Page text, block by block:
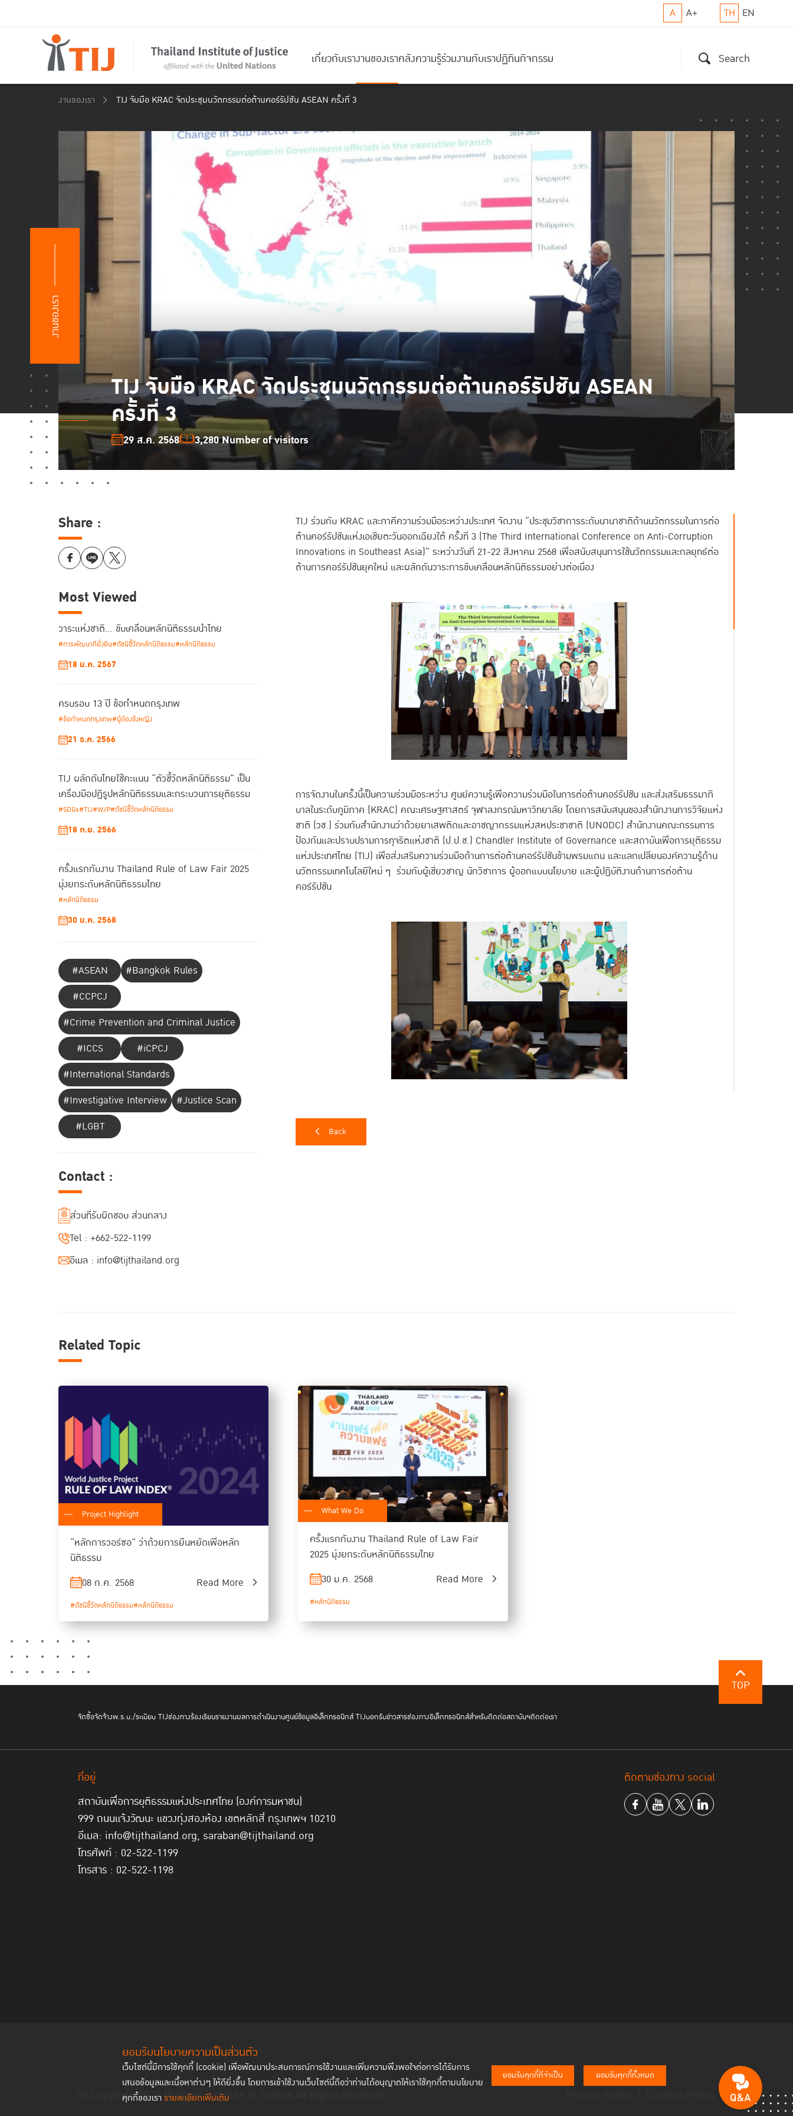
A A+ TH EN
เกี่ยวกับเรางานของเราคลังความรู้ร่วมงานกับเราปฏิทินกิจกรรม Search
ยอมรับนโยบายความเป็นส่วนตัว
เว็บไซต์นี้มีการใช้คุกกี้ (cookie) เพื่อพัฒนาประสบการณ์การใช้งานและเพิ่มความพึงพอใจต่อการได้รับการ
เสนอข้อมูลและเนื้อหาต่างๆ ให้ดียิ่งขึ้น โดยการเข้าใช้งานเว็บไซต์นี้ถือว่าท่านได้อนุญาตให้เราใช้คุกกี้ตามนโยบาย
คุกกี้ของเรา รายละเอียดเพิ่มเติม
ยอมรับคุกกี้ที่จำเป็น ยอมรับคุกกี้ทั้งหมด
งานของเรา TIJ จับมือ KRAC จัดประชุมนวัตกรรมต่อต้านคอร์รัปชัน ASEAN ครั้งที่ 3
งานของเรา
TIJ จับมือ KRAC จัดประชุมนวัตกรรมต่อต้านคอร์รัปชัน ASEAN
ครั้งที่ 3
29 ส.ค. 2568 3,280 Number of visitors
TIJ ร่วมกับ KRAC และภาคีความร่วมมือระหว่างประเทศ จัดงาน “ประชุมวิชาการระดับนานาชาติด้านนวัตกรรมในการต่อ
ต้านคอร์รัปชันแห่งเอเชียตะวันออกเฉียงใต้ ครั้งที่ 3 (The Third International Conference on Anti-Corruption
Innovations in Southeast Asia)” ระหว่างวันที่ 21-22 สิงหาคม 2568 เพื่อสนับสนุนการใช้นวัตกรรมและกลยุทธ์ต่อ
ต้านการคอร์รัปชันยุคใหม่ และผลักดันวาระการขับเคลื่อนหลักนิติธรรมอย่างต่อเนื่อง
การจัดงานในครั้งนี้เป็นความร่วมมือระหว่าง ศูนย์ความรู้เพื่อความร่วมมือในการต่อต้านคอร์รัปชัน และส่งเสริมธรรมาภิ
บาลในระดับภูมิภาค (KRAC) คณะเศรษฐศาสตร์ จุฬาลงกรณ์มหาวิทยาลัย โดยการสนับสนุนของสำนักงานการวิจัยแห่ง
ชาติ (วช.) ร่วมกับสำนักงานว่าด้วยยาเสพติดและอาชญากรรมแห่งสหประชาชาติ (UNODC) สำนักงานคณะกรรมการ
ป้องกันและปราบปรามการทุจริตแห่งชาติ (ป.ป.ช.) Chandler Institute of Governance และสถาบันเพื่อการยุติธรรม
แห่งประเทศไทย (TIJ) เพื่อส่งเสริมความร่วมมือด้านการต่อต้านคอร์รัปชันข้ามพรมแดน และแลกเปลี่ยนองค์ความรู้ด้าน
นวัตกรรมเทคโนโลยีใหม่ ๆ ร่วมกับผู้เชี่ยวชาญ นักวิชาการ ผู้ออกแบบนโยบาย และผู้ปฏิบัติงานด้านการต่อต้าน
คอร์รัปชัน
(ป.ป.ช.) เป็นผู้กล่าวต้อนรับผู้ร่วมงาน โดยได้กล่าวถึงความสำคัญของการสร้างความร่วมมือในการต่อต้านคอร์รัปชัน
รวมถึงนวัตกรรมใหม่ที่จะมีความสำคัญในการยกระดับการต่อต้านคอร์รัปชันในอนาคต
การปฏิรูปเชิงระบบเพื่อแก้ไขปัญหาการทุจริตในภูมิภาคเอเชียตะวันออกเฉียงใต้ พร้อมชี้ให้เห็นว่าการทุจริตเป็นปัญหาเชิง
โครงสร้างจากระบบที่เอื้อให้เกิดการทุจริต ทางออกหนึ่งที่เป็นไปได้คือการร่วมกันสนับสนุนให้มีระบบนิเวศต่อต้านการ
ทุจริตที่ขับเคลื่อนด้วยข้อมูลเปิด ความรับผิดชอบ และการมีส่วนร่วมของประชาชน ตลอดจนเสริมสร้างความรู้ความเข้าใจ
แก่ประชาชน ดังเช่นที่ HAND Social Enterprise, ActAI และ WeVis ทำเรื่อง 25 ชุดข้อมูลเปิดภาครัฐ
ผู้อำนวยการ TIJ กล่าวต่อไปด้วยว่า ทุกภาคส่วนในสังคมจำเป็นต้องร่วมมือกัน เพื่อออกแบบระบบที่ส่งเสริมความ
ซื่อสัตย์และป้องกันการทุจริตนี้ และมุ่งหวังให้การประชุมครั้งจะนำไปสู่การร่วมมือ การสร้างนวัตกรรม และการแก้ไข
ปัญหาการคอร์รัปชันอย่างยั่งยืน
Back
Share :
Most Viewed
วาระแห่งชาติ… ขับเคลื่อนหลักนิติธรรมนำไทย
#การพัฒนาที่ยั่งยืน#ดัชนีชี้วัดหลักนิติธรรม#หลักนิติธรรม
18 ม.ค. 2567
ครบรอบ 13 ปี ข้อกำหนดกรุงเทพ
#ข้อกำหนดกรุงเทพ#ผู้ต้องขังหญิง
21 ธ.ค. 2566
TIJ ผลักดันไทยใช้คะแนน “ตัวชี้วัดหลักนิติธรรม” เป็น
เครื่องมือปฏิรูปหลักนิติธรรมและกระบวนการยุติธรรม
#SDGs#TIJ#WJP#ดัชนีชี้วัดหลักนิติธรรม
18 ก.ย. 2566
ครั้งแรกกับงาน Thailand Rule of Law Fair 2025
มุ่งยกระดับหลักนิติธรรมไทย
#หลักนิติธรรม
30 ม.ค. 2568
#ASEAN
#Bangkok Rules
#CCPCJ
#Crime Prevention and Criminal Justice
#ICCS
#iCPCJ
#International Standards
#Investigative Interview
#Justice Scan
#LGBT
Contact :
ส่วนที่รับผิดชอบ ส่วนกลาง
Tel : +662-522-1199
อีเมล : info@tijthailand.org
Related Topic
Project Highlight
“หลักการวอร์ซอ” ว่าด้วยการยืนหยัดเพื่อหลัก
นิติธรรม
08 ก.ค. 2568
Read More
#ดัชนีชี้วัดหลักนิติธรรม#หลักนิติธรรม
What We Do
ครั้งแรกกับงาน Thailand Rule of Law Fair
2025 มุ่งยกระดับหลักนิติธรรมไทย
30 ม.ค. 2568
Read More
#หลักนิติธรรม
TOP
จัดซื้อจัดจ้างพ.ร.บ./ระเบียบ TIJช่องทางร้องเรียนรายงานผลการดำเนินงานศูนย์ข้อมูลอิเล็กทรอนิกส์ TIJบอกรับข่าวสารช่องทางอิเล็กทรอนิกส์สำหรับติดต่อสถาบันฯติดต่อเรา
ที่อยู่
สถาบันเพื่อการยุติธรรมแห่งประเทศไทย (องค์การมหาชน)
999 ถนนแจ้งวัฒนะ แขวงทุ่งสองห้อง เขตหลักสี่ กรุงเทพฯ 10210
อีเมล: info@tijthailand.org, saraban@tijthailand.org
โทรศัพท์ : 02-522-1199
โทรสาร : 02-522-1198
ติดตามช่องทาง social
© Copyright 2023 Thailand Institute of Justice All Rights Reserved